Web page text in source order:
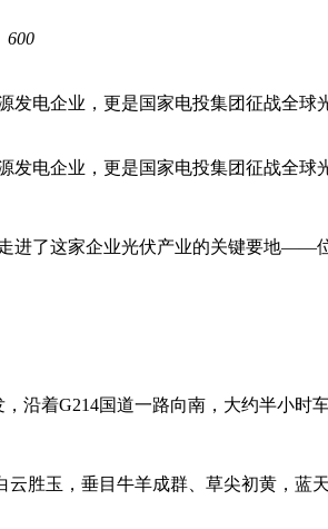
600
电企业，更是国家电投集团征战全
电企业，更是国家电投集团征战全
进了这家企业光伏产业的关键要地——
沿着G214国道一路向南，大约半小时
云胜玉，垂目牛羊成群、草尖初黄，